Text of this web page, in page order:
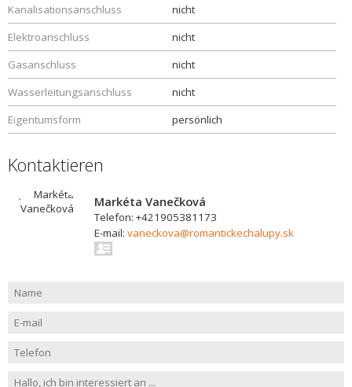
Kanalisationsanschluss
nicht
Elektroanschluss
nicht
Gasanschluss
nicht
Wasserleitungsanschluss
nicht
Eigentumsform
persönlich
Kontaktieren
Markéta Vanečková
Telefon: +421905381173
E-mail: vaneckova@romantickechalupy.sk